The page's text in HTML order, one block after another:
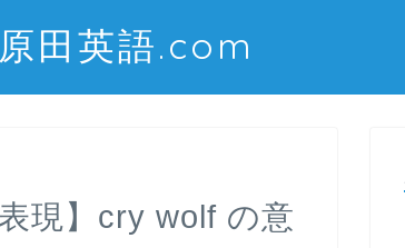
原田英語.com
現】cry wolf の意